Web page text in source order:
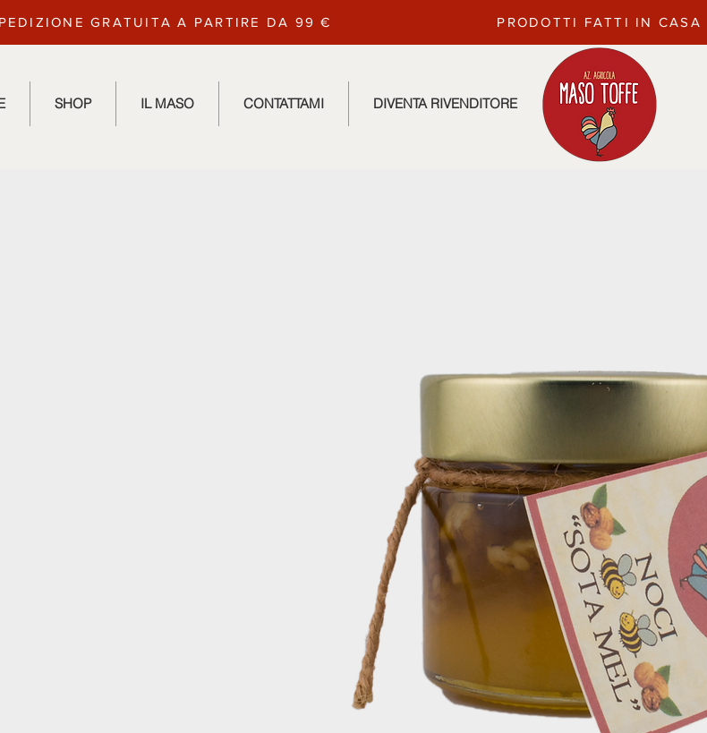
GRATUITA A PARTIRE DA 99 € PRODOTTI FATTI IN CASA
SHOP IL MASO CONTATTAMI DIVENTA RIVENDITORE